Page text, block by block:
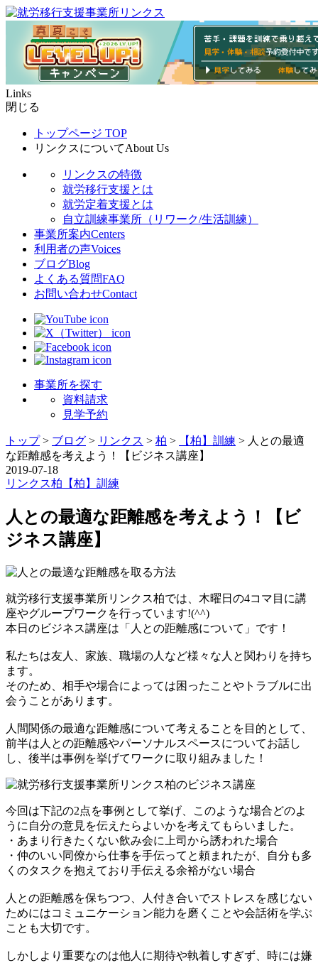
Links
閉じる
トップページ TOP
リンクスについてAbout Us
リンクスの特徴
就労移行支援とは
就労定着支援とは
自立訓練事業所（リワーク/生活訓練）
事業所案内Centers
利用者の声Voices
ブログBlog
よくある質問FAQ
お問い合わせContact
事業所を探す
資料請求
見学予約
トップ> ブログ > リンクス > 柏 > 【柏】訓練 > 人との最適
な距離感を考えよう！【ビジネス講座】
2019-07-18
リンクス柏 【柏】訓練
人との最適な距離感を考えよう！【ビ
ジネス講座】
就労移行支援事業所リンクス柏では、木曜日の4コマ目に講
座やグループワークを行っています!(^^)
本日のビジネス講座は「人との距離感について」です！
私たちは友人、家族、職場の人など様々な人と関わりを持ち
ます。
そのため、相手や場合によっては困ったことやトラブルに出
会うことがあります。
人間関係の最適な距離感について考えることを目的として、
前半は人との距離感やパーソナルスペースについてお話し
し、後半は事例を挙げてワークに取り組みました！
今回は下記の2点を事例として挙げ、このような場合どのよ
うに自分の意見を伝えたらよいかを考えてもらいました。
・あまり行きたくない飲み会に上司から誘われた場合
・仲のいい同僚から仕事を手伝ってと頼まれたが、自分も多
くのタスクを抱えており手伝える余裕がない場合
人との距離感を保ちつつ、人付き合いでストレスを感じない
ためにはコミュニケーション能力を磨くことや会話術を学ぶ
ことも大切です。
しかしより重要なのは他人に期待や執着しすぎず、時には嫌